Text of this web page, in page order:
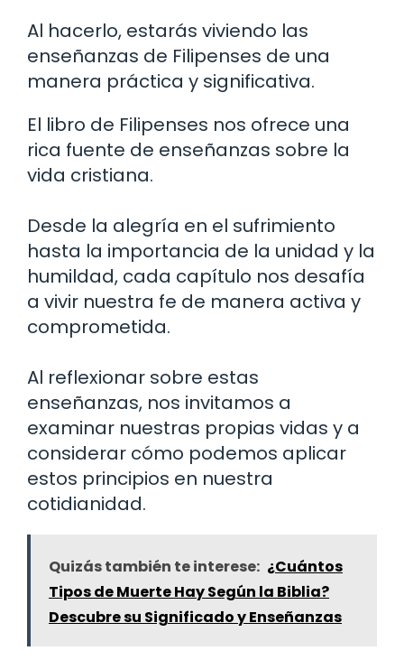
Al hacerlo, estarás viviendo las
enseñanzas de Filipenses de una
manera práctica y significativa.
El libro de Filipenses nos ofrece una
rica fuente de enseñanzas sobre la
vida cristiana.
Desde la alegría en el sufrimiento
hasta la importancia de la unidad y la
humildad, cada capítulo nos desafía
a vivir nuestra fe de manera activa y
comprometida.
Al reflexionar sobre estas
enseñanzas, nos invitamos a
examinar nuestras propias vidas y a
considerar cómo podemos aplicar
estos principios en nuestra
cotidianidad.
Quizás también te interese: ¿Cuántos
Tipos de Muerte Hay Según la Biblia?
Descubre su Significado y Enseñanzas